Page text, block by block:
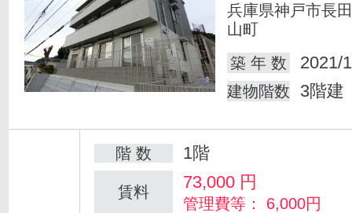
兵庫県神戸市長
山町
築 年 数
2021/
建物階数 3階建
階 数 1階
賃料 73,000 円
管理費等： 6,000円